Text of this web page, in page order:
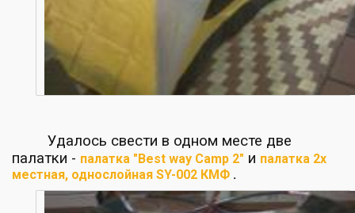
Удалось свести в одном месте две
палатки - палатка "Best way Camp 2" и палатка 2х
местная, однослойная SY-002 КМФ .